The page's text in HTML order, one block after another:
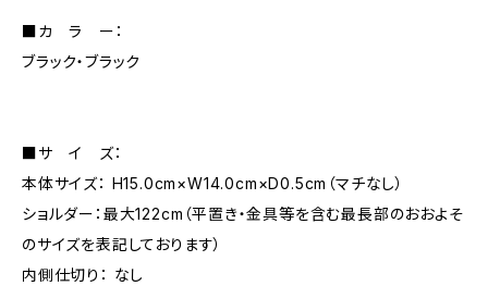
■カ ラ ー：
ブラック・ブラック
■サ イ ズ：
本体サイズ： H15.0cm×W14.0cm×D0.5cm（マチなし）
ショルダー：最大122cm（平置き・金具等を含む最長部のおおよそ
のサイズを表記しております）
内側仕切り： なし